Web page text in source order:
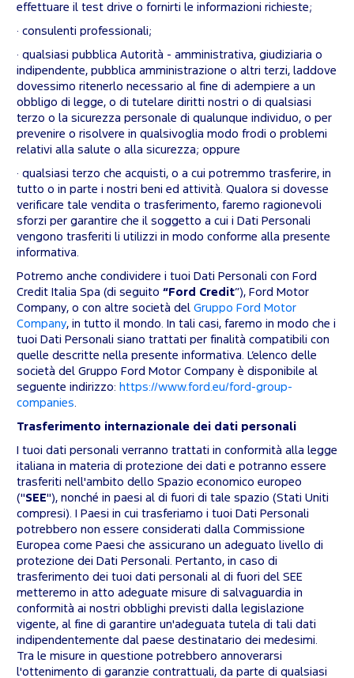
effettuare il test drive o fornirti le informazioni richieste;
· consulenti professionali;
· qualsiasi pubblica Autorità - amministrativa, giudiziaria o
indipendente, pubblica amministrazione o altri terzi, laddove
dovessimo ritenerlo necessario al fine di adempiere a un
obbligo di legge, o di tutelare diritti nostri o di qualsiasi
terzo o la sicurezza personale di qualunque individuo, o per
prevenire o risolvere in qualsivoglia modo frodi o problemi
relativi alla salute o alla sicurezza; oppure
· qualsiasi terzo che acquisti, o a cui potremmo trasferire, in
tutto o in parte i nostri beni ed attività. Qualora si dovesse
verificare tale vendita o trasferimento, faremo ragionevoli
sforzi per garantire che il soggetto a cui i Dati Personali
vengono trasferiti li utilizzi in modo conforme alla presente
informativa.
Potremo anche condividere i tuoi Dati Personali con Ford
Credit Italia Spa (di seguito “Ford Credit”), Ford Motor
Company, o con altre società del Gruppo Ford Motor
Company, in tutto il mondo. In tali casi, faremo in modo che i
tuoi Dati Personali siano trattati per finalità compatibili con
quelle descritte nella presente informativa. L’elenco delle
società del Gruppo Ford Motor Company è disponibile al
seguente indirizzo: https://www.ford.eu/ford-group-
companies
Trasferimento internazionale dei dati personali
I tuoi dati personali verranno trattati in conformità alla legge
italiana in materia di protezione dei dati e potranno essere
trasferiti nell'ambito dello Spazio economico europeo
("SEE"), nonché in paesi al di fuori di tale spazio (Stati Uniti
compresi). I Paesi in cui trasferiamo i tuoi Dati Personali
potrebbero non essere considerati dalla Commissione
Europea come Paesi che assicurano un adeguato livello di
protezione dei Dati Personali. Pertanto, in caso di
trasferimento dei tuoi dati personali al di fuori del SEE
metteremo in atto adeguate misure di salvaguardia in
conformità ai nostri obblighi previsti dalla legislazione
vigente, al fine di garantire un'adeguata tutela di tali dati
indipendentemente dal paese destinatario dei medesimi.
Tra le misure in questione potrebbero annoverarsi
l'ottenimento di garanzie contrattuali, da parte di qualsiasi